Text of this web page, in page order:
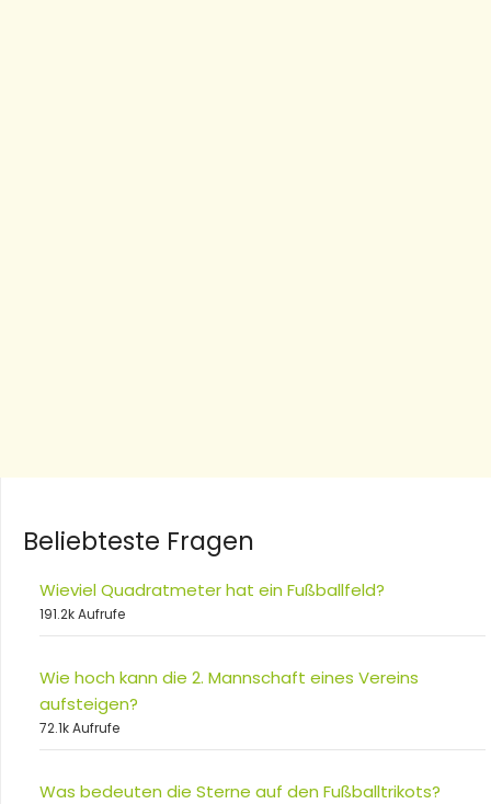
Beliebteste Fragen
Wieviel Quadratmeter hat ein Fußballfeld?
191.2k Aufrufe
Wie hoch kann die 2. Mannschaft eines Vereins
aufsteigen?
72.1k Aufrufe
Was bedeuten die Sterne auf den Fußballtrikots?